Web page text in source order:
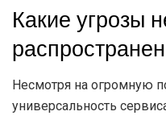
Какие угрозы
Несмотря на огромную
универсальность